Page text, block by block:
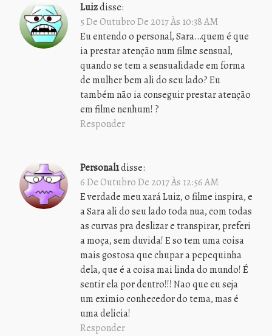
Luizdisse:
5 De Outubro De 2017 Às 10:38 AM
Eu entendo o personal, Sara…quem é que
ia prestar atenção num filme sensual,
quando se tem a sensualidade em forma
de mulher bem ali do seu lado? Eu
também não ia conseguir prestar atenção
em filme nenhum! ?
Responder
Personal1disse:
6 De Outubro De 2017 Às 12:56 AM
E verdade meu xará Luiz, o filme inspira, e
a Sara ali do seu lado toda nua, com todas
as curvas pra deslizar e transpirar, preferi
a moça, sem duvida! E so tem uma coisa
mais gostosa que chupar a pepequinha
dela, que é a coisa mai linda do mundo! É
sentir ela por dentro!!! Nao que eu seja
um eximio conhecedor do tema, mas é
uma delicia!
Responder